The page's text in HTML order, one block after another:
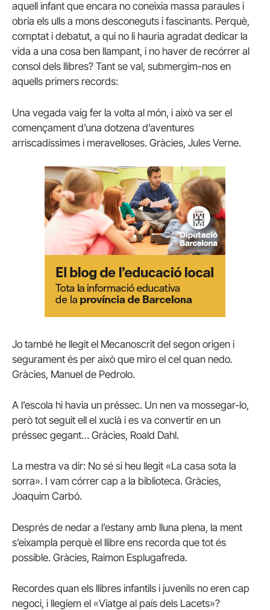
aquell infant que encara no coneixia massa paraules i
obria els ulls a mons desconeguts i fascinants. Perquè,
comptat i debatut, a qui no li hauria agradat dedicar la
vida a una cosa ben llampant, i no haver de recórrer al
consol dels llibres? Tant se val, submergim-nos en
aquells primers records:
Una vegada vaig fer la volta al món, i això va ser el
començament d’una dotzena d’aventures
arriscadíssimes i meravelloses. Gràcies, Jules Verne.
Jo també he llegit el Mecanoscrit del segon origen i
segurament és per això que miro el cel quan nedo.
Gràcies, Manuel de Pedrolo.
A l’escola hi havia un préssec. Un nen va mossegar-lo,
però tot seguit ell el xuclà i es va convertir en un
préssec gegant… Gràcies, Roald Dahl.
La mestra va dir: No sé si heu llegit «La casa sota la
sorra». I vam córrer cap a la biblioteca. Gràcies,
Joaquim Carbó.
Després de nedar a l’estany amb lluna plena, la ment
s’eixampla perquè el llibre ens recorda que tot és
possible. Gràcies, Raimon Esplugafreda.
Recordes quan els llibres infantils i juvenils no eren cap
negoci, i llegíem el «Viatge al país dels Lacets»?